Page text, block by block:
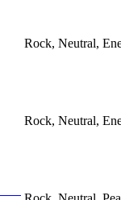
Rock, Neutral,
Rock, Neutral,